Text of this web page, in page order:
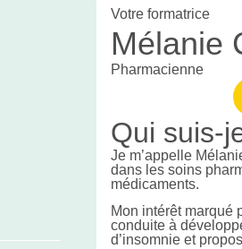
Votre formatrice
Mélanie
Pharmacienne
Qui suis-
Je m’appelle
dans les soins
médicaments.
Mon intérêt marqué
conduite à
d’insomnie et